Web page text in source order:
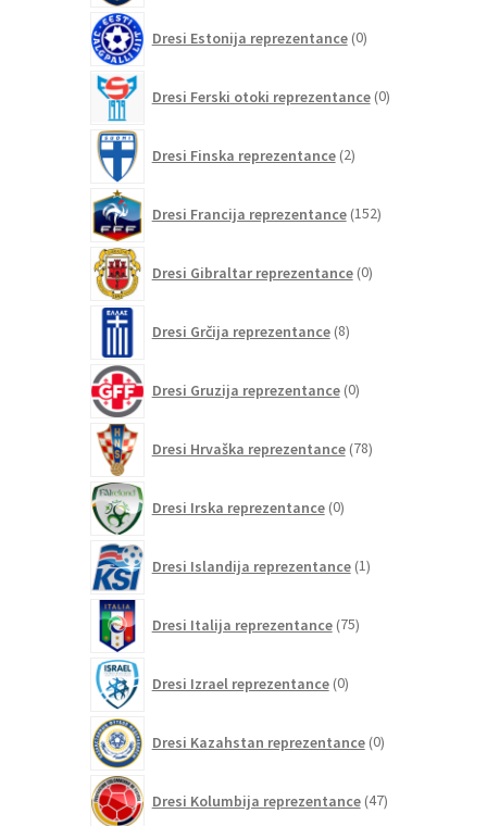
Dresi Estonija reprezentance 0izdelkov
Dresi Ferski otoki reprezentance 0izdelkov
Dresi Finska reprezentance 2izdelka
Dresi Francija reprezentance 152izdelkov
Dresi Gibraltar reprezentance 0izdelkov
Dresi Grčija reprezentance 8izdelkov
Dresi Gruzija reprezentance 0izdelkov
Dresi Hrvaška reprezentance 78izdelkov
Dresi Irska reprezentance 0izdelkov
Dresi Islandija reprezentance 1izdelek
Dresi Italija reprezentance 75izdelkov
Dresi Izrael reprezentance 0izdelkov
Dresi Kazahstan reprezentance 0izdelkov
Dresi Kolumbija reprezentance 47izdelkov